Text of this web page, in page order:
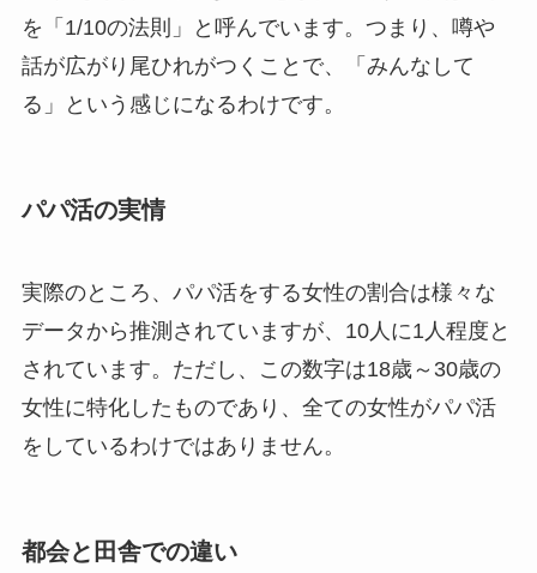
を「1/10の法則」と呼んでいます。つまり、噂や
話が広がり尾ひれがつくことで、「みんなして
る」という感じになるわけです。
パパ活の実情
実際のところ、パパ活をする女性の割合は様々な
データから推測されていますが、10人に1人程度と
されています。ただし、この数字は18歳～30歳の
女性に特化したものであり、全ての女性がパパ活
をしているわけではありません。
都会と田舎での違い